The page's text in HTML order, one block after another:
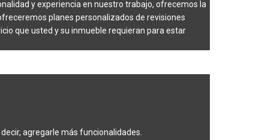
y experiencia en nuestro trabajo, ofrecemos la
planes personalizados de revisiones
que usted y su inmueble requieran para estar
agregarle más funcionalidades.